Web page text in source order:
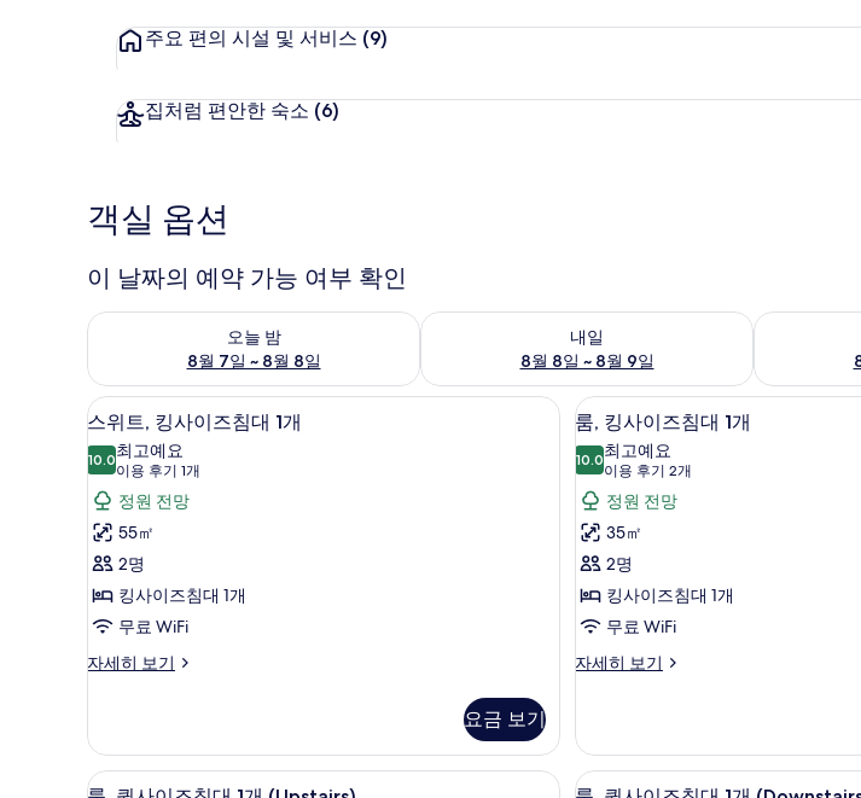
주요 편의 시설 및 서비스 (9)
집처럼 편안한 숙소 (6)
객실 옵션
이 날짜의 예약 가능 여부 확인
오늘 밤
8월 7일 ~ 8월 8일
오늘 밤 예약 가능 여부 확인, 8월 7일 ~ 8월 8일
내일
8월 8일 ~ 8월 9일
내일 예약 가능 여부 확인, 8월 8일 ~ 8월 9일이번 주말
스
위
트,
킹
사
이
즈
침
대
사
진
5 개의 침실, 고급 침구, 오리/거위털 이불, 방음 설비
7
스위트, 킹사이즈침대 1개
10.010.0점 만점 중 10점
최고예요
이용 후기 1개
(이
용
후
기
1
개)
정원 전망
55㎡
2명
킹사이즈침대 1개
무료 WiFi
자세히 보기
스
사
이
즈
요금 보기
룸,
킹
사
이
즈
침
대
1
개
모
두
5 개
6
룸, 킹사이즈침대 1개
10.010.0점 만점 중 10점
최고예요
이용 후기 2개
(이
용
후
기
2
개)
정원 전망
35㎡
2명
킹사이즈침대 1개
무료 WiFi
자세히 보기
룸,
즈
침
대
룸,
5 개의 침실, 고급 침구, 오리/거위털 이불, 방음 설비
6
룸,
5 개
6